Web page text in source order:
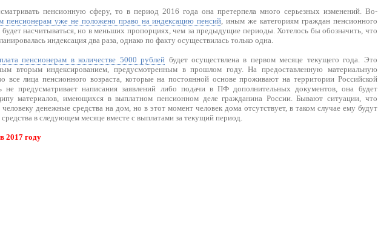
пенсионную сферу, то в период 2016 года она претерпела много серьезных изменений. Во-
пенсионерам уже не положено право на индексацию пенсий, иным же категориям граждан пенсионного
будет насчитываться, но в меньших пропорциях, чем за предыдущие периоды. Хотелось бы обозначить, что
индексация два раза, однако по факту осуществилась только одна.
пенсионерам в количестве 5000 рублей будет осуществлена в первом месяце текущего года. Это
вторым индексированием, предусмотренным в прошлом году. На предоставленную материальную
все лица пенсионного возраста, которые на постоянной основе проживают на территории Российской
предусматривает написания заявлений либо подачи в ПФ дополнительных документов, она будет
материалов, имеющихся в выплатном пенсионном деле гражданина России. Бывают ситуации, что
денежные средства на дом, но в этот момент человек дома отсутствует, в таком случае ему будут
в следующем месяце вместе с выплатами за текущий период.
2017 году